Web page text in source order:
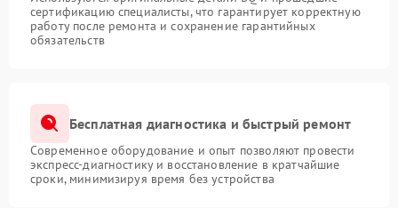
сертификацию специалисты, что гарантирует корректную
работу после ремонта и сохранение гарантийных
обязательств
Бесплатная диагностика и быстрый ремонт
Современное оборудование и опыт позволяют провести
экспресс-диагностику и восстановление в кратчайшие
сроки, минимизируя время без устройства